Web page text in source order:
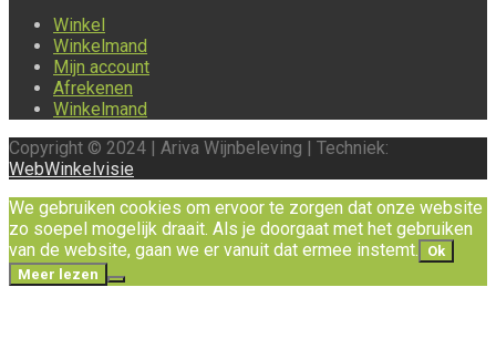
Winkel
Winkelmand
Mijn account
Afrekenen
Winkelmand
Copyright © 2024 | Ariva Wijnbeleving | Techniek:
WebWinkelvisie
We gebruiken cookies om ervoor te zorgen dat onze website
zo soepel mogelijk draait. Als je doorgaat met het gebruiken
van de website, gaan we er vanuit dat ermee instemt.
Ok
Meer lezen